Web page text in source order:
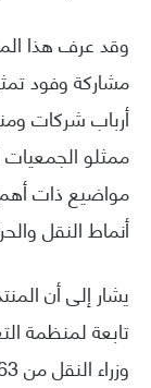
وقد عرف هذا
أرباب شركات
ممثلو الجمعيات
مواضيع ذات
أنماط النقل
يشار إلى أن
تابعة لمنظمة
وزراء النقل من 63 دولة عضو تمثل القارات الخمس